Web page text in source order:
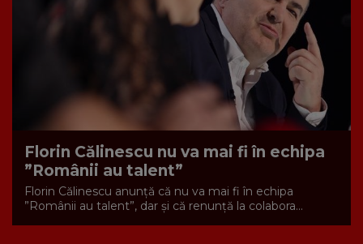
Florin Călinescu nu va mai fi în echipa
”Românii au talent”
Florin Călinescu anunță că nu va mai fi în echipa
”Românii au talent”, dar și că renunță la colabora...